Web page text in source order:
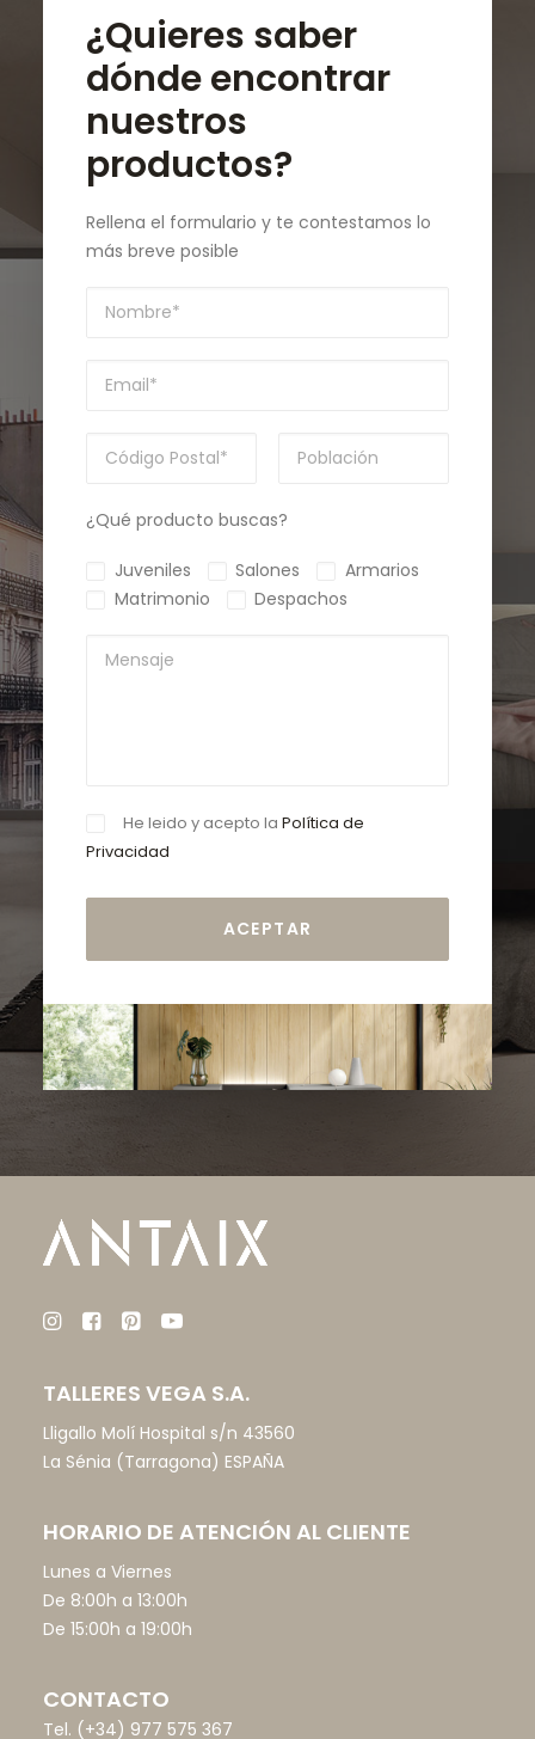
¿Quieres saber
dónde encontrar
nuestros
productos?
Rellena el formulario y te contestamos lo
más breve posible
¿Qué producto buscas?
Juveniles Salones
Armarios
Matrimonio
Despachos
He leido y acepto laPolítica de
Privacidad
TALLERES VEGA S.A.
Lligallo Molí Hospital s/n 43560
La Sénia (Tarragona) ESPAÑA
HORARIO DE ATENCIÓN AL CLIENTE
Lunes a Viernes
De 8:00h a 13:00h
De 15:00h a 19:00h
CONTACTO
Tel. (+34) 977 575 367